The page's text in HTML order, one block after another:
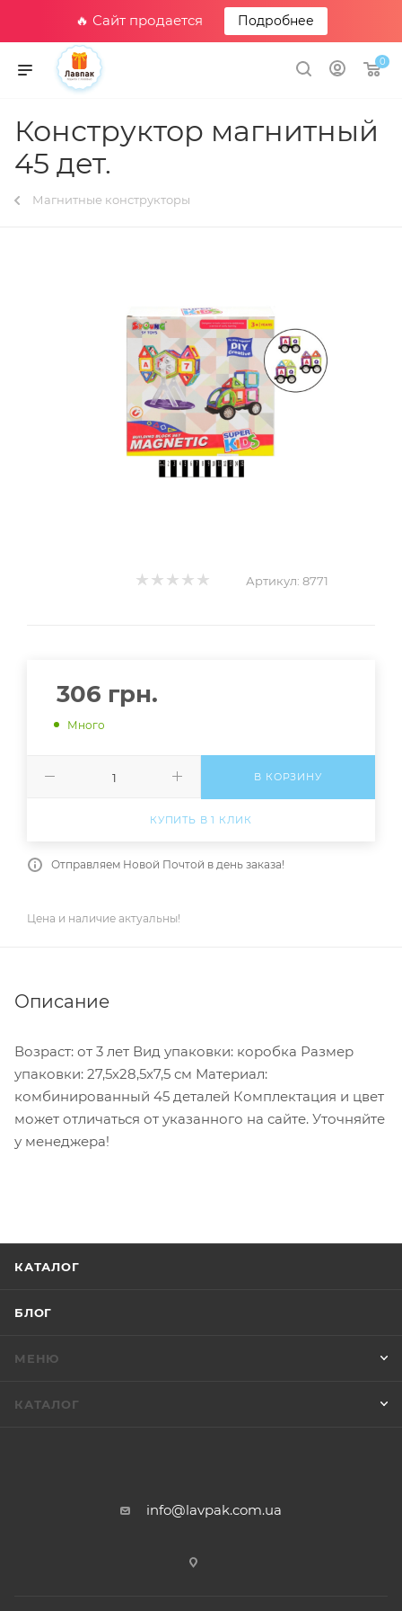
🔥 Сайт продается Подробнее
0
Конструктор магнитный
45 дет.
Магнитные конструкторы
Артикул: 8771
306 грн.
Много
В КОРЗИНУ
КУПИТЬ В 1 КЛИК
Отправляем Новой Почтой в день заказа!
Цена и наличие актуальны!
Описание
Возраст: от 3 лет Вид упаковки: коробка Размер
упаковки: 27,5х28,5х7,5 см Материал:
комбинированный 45 деталей Комплектация и цвет
может отличаться от указанного на сайте. Уточняйте
у менеджера!
КАТАЛОГ
БЛОГ
МЕНЮ
КАТАЛОГ
info@lavpak.com.ua